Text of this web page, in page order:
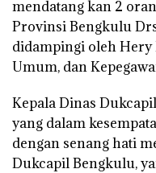
mendatang kan 2
Provinsi Bengkulu
didampingi oleh Hery
Umum, dan
Kepala Dinas
yang dalam
dengan senang hati
Dukcapil Bengkulu,